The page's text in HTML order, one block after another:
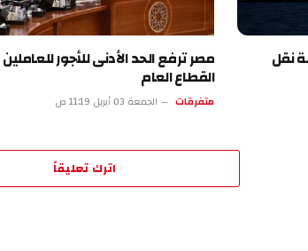
مصر ترفع الحد الأدنى للأجور للعاملين في
القطاع العام
الجمعة 03 أبريل 11:19 ص
اترك تعليقاً